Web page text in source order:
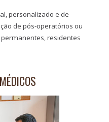
personalizado e de
de pós-operatórios ou
residentes